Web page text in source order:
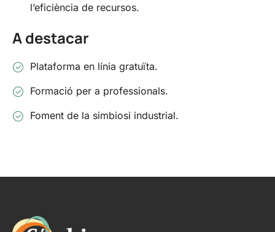
l’eficiència de recursos.
A destacar
Plataforma en línia gratuïta.
Formació per a professionals.
Foment de la simbiosi industrial.